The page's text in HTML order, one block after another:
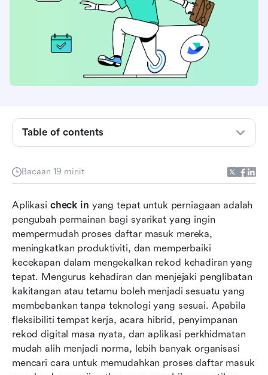
Bacaan 19 minit
Aplikasi check in yang tepat untuk perniagaan adalah
pengubah permainan bagi syarikat yang ingin
mempermudah proses daftar masuk mereka,
meningkatkan produktiviti, dan memperbaiki
kecekapan dalam mengekalkan rekod kehadiran yang
tepat. Mengurus kehadiran dan menjejaki penglibatan
kakitangan atau tetamu boleh menjadi sesuatu yang
membebankan tanpa teknologi yang sesuai. Apabila
fleksibiliti tempat kerja, acara hibrid, penyimpanan
rekod digital masa nyata, dan aplikasi perkhidmatan
mudah alih menjadi norma, lebih banyak organisasi
mencari cara untuk memudahkan proses daftar masuk
Table of contents
Apakah aplikasi daftar masuk untuk
perniagaan?
perniagaan anda
masuk
Aplikasi daftar masuk terbaik sekilas
8 Aplikasi daftar masuk terkemuka untuk
perniagaan pada tahun 2026
Soalan Lazim
Kesimpulan
Bacaan berkaitan